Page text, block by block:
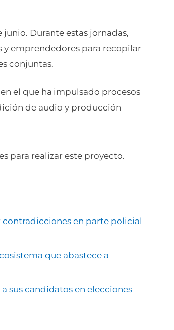
junio. Durante estas jornadas,
y emprendedores para recopilar
conjuntas.
el que ha impulsado procesos
de audio y producción
para realizar este proyecto.
contradicciones en parte policial
que abastece a
sus candidatos en elecciones